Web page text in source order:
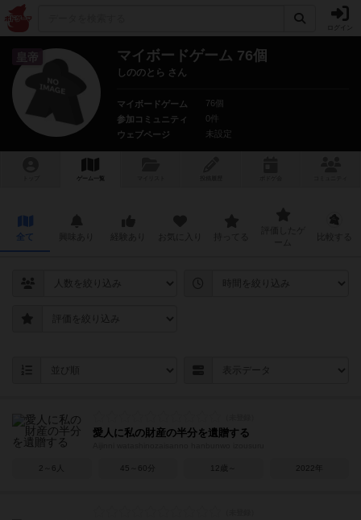
皇帝 マイボードゲーム 76個
しののとら さん
マイボードゲーム
76個
参加コミュニティ
0件
ウェブページ
未設定
ゲーム一覧
全て
愛人に私の財産の半分を遺贈する
2～6人 45～60分 12歳～ 2022年